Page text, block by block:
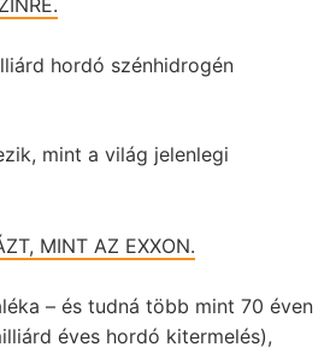
hordó szénhidrogén
mint a világ jelenlegi
MINT AZ EXXON.
– és tudná több mint 70 éven
éves hordó kitermelés),